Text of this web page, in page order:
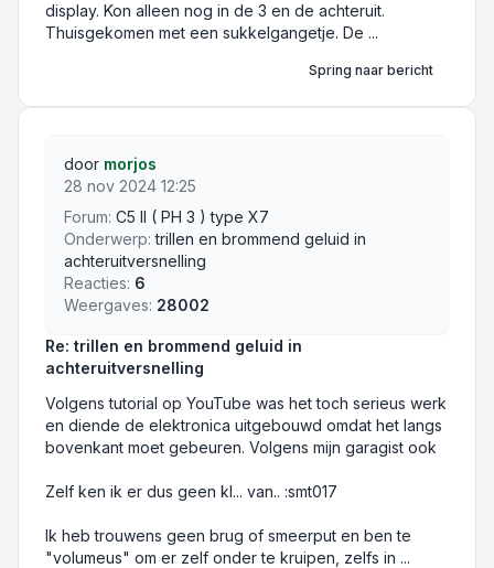
display. Kon alleen nog in de 3 en de achteruit.
Thuisgekomen met een sukkelgangetje. De ...
Spring naar bericht
Re: trillen en brommend geluid in
achteruitversnelling
Volgens tutorial op YouTube was het toch serieus werk
en diende de elektronica uitgebouwd omdat het langs
bovenkant moet gebeuren. Volgens mijn garagist ook
Zelf ken ik er dus geen kl... van.. :smt017
Ik heb trouwens geen brug of smeerput en ben te
"volumeus" om er zelf onder te kruipen, zelfs in ...
door morjos
28 nov 2024 12:25
Forum: C5 II ( PH 3 ) type X7
Onderwerp: trillen en brommend geluid in
achteruitversnelling
Reacties: 6
Weergaves: 28002